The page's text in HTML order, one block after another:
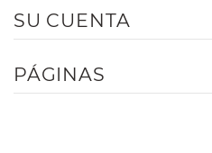
SU CUENTA
PÁGINAS